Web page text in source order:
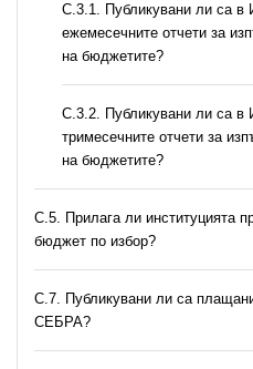
С.3.1. Публикувани ли са в
ежемесечните отчети за
на бюджетите?
С.3.2. Публикувани ли са в
тримесечните отчети за
на бюджетите?
С.5. Прилага ли институцията
бюджет по избор?
С.7. Публикувани ли са
СЕБРА?